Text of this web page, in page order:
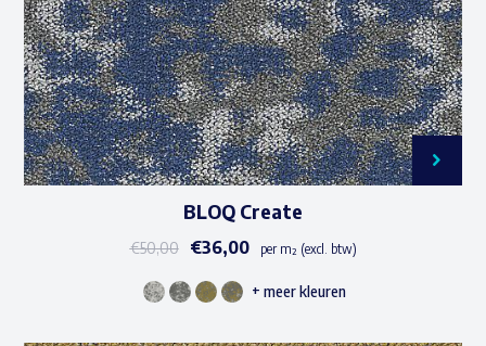
op
de
productpagina
BLOQ Create
€50,00 €36,00 per m² (excl. btw)
Dit
+ meer kleuren